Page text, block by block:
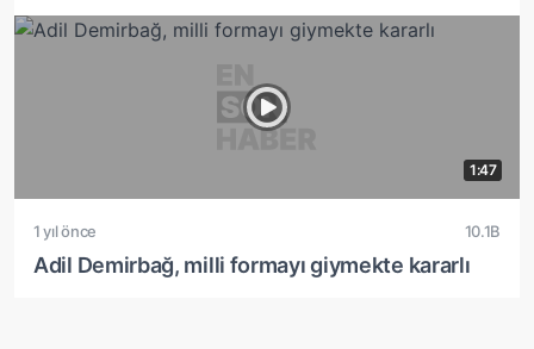
1:47
1 yıl önce 10.1B
Adil Demirbağ, milli formayı giymekte kararlı